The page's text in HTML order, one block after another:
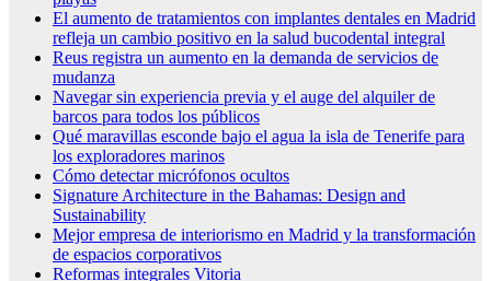
El aumento de tratamientos con implantes dentales en Madrid
refleja un cambio positivo en la salud bucodental integral
Reus registra un aumento en la demanda de servicios de
mudanza
Navegar sin experiencia previa y el auge del alquiler de
barcos para todos los públicos
Qué maravillas esconde bajo el agua la isla de Tenerife para
los exploradores marinos
Cómo detectar micrófonos ocultos
Signature Architecture in the Bahamas: Design and
Sustainability
Mejor empresa de interiorismo en Madrid y la transformación
de espacios corporativos
Reformas integrales Vitoria